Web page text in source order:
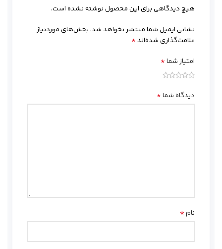
هیچ دیدگاهی برای این محصول نوشته نشده است.
نشانی ایمیل شما منتشر نخواهد شد.بخش‌های موردنیاز
علامت‌گذاری شده‌اند*
امتیاز شما*
دیدگاه شما*
نام*